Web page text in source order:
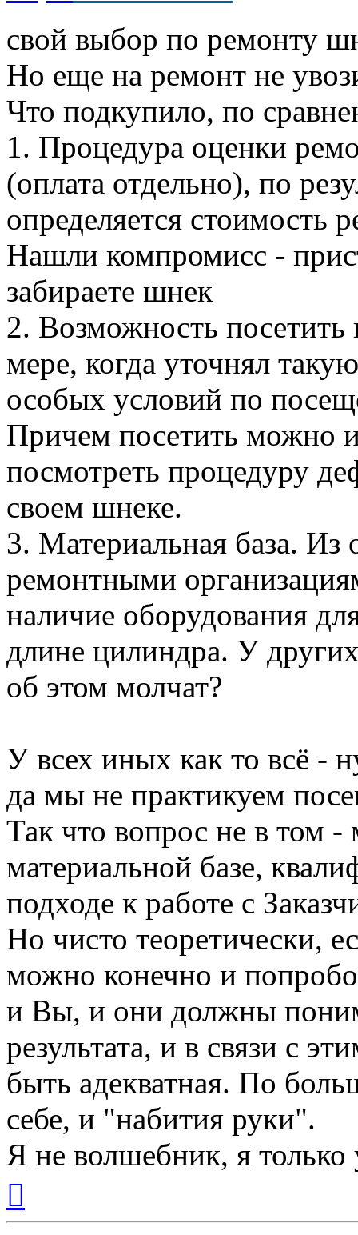
свой выбор по ремонту
Но еще на ремонт не
Что подкупило, по
1. Процедура оценки
(оплата отдельно), по
определяется стоимость
Нашли компромисс -
забираете шнек
2. Возможность
мере, когда уточнял
особых условий по
Причем посетить можно
посмотреть процедуру
своем шнеке.
3. Материальная база.
ремонтными
наличие оборудования
длине цилиндра. У
об этом молчат?
У всех иных как то всё -
да мы не практикуем
Так что вопрос не в том
материальной базе,
подходе к работе с
Но чисто теоретически,
можно конечно и
и Вы, и они должны
результата, и в связи с
быть адекватная. По
себе, и "набития руки".
Я не волшебник, я только
началу